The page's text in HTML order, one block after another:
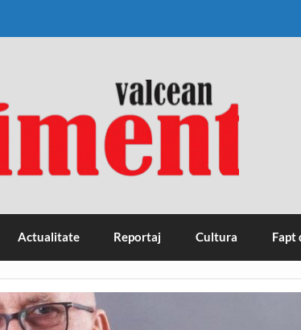
Actualitate Reportaj Cultura Fapt